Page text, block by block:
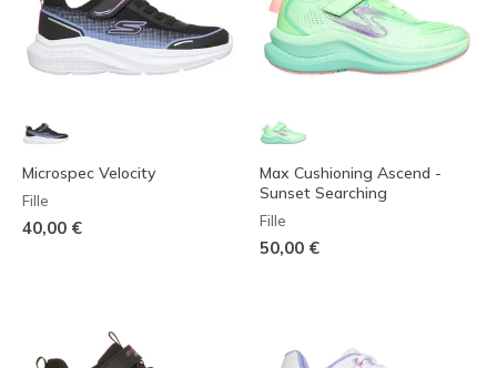
Microspec Velocity
Fille
40,00 €
Max Cushioning Ascend -
Sunset Searching
Fille
50,00 €